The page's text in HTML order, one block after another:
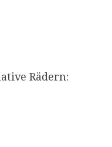
Rädern:​